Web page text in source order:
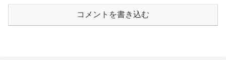
コメントを書き込む